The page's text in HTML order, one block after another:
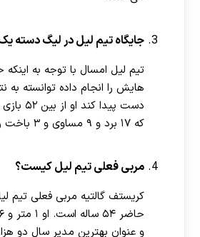
جایگاه تیم لیل در لیگ دسته
تیم لیل امسال با توجه به اینکه
هایش را انجام داده توانسته به
که ۱۷ برد و ۹ مساوی و ۳ باخت را تجربه کرده است.
مربی فعلی تیم لیل کیست؟
کریستف گالتیه مربی فعلی تیم
و عنوان بهترین مدیر سال دو